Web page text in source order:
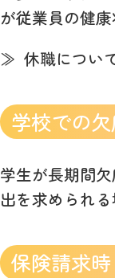
が従業員の健
休職につい
学校での
学生が長期間
出を求められる
保険請求時